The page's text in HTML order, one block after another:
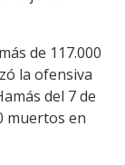
de 117.000
la ofensiva
del 7 de
muertos en